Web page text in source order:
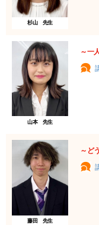
杉山 先生
山本 先生
～一
藤田 先生
～ど